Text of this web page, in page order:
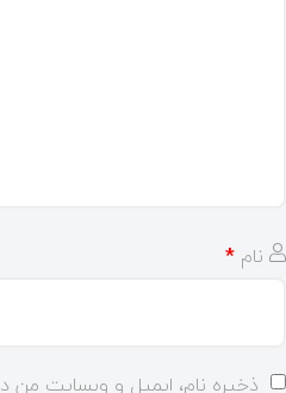
نام *
ذخیره نام، ایمیل و وبسایت من